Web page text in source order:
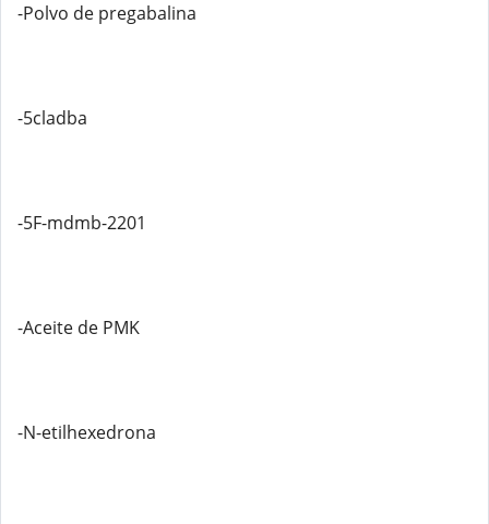
-Polvo de pregabalina
-5cladba
-5F-mdmb-2201
-Aceite de PMK
-N-etilhexedrona